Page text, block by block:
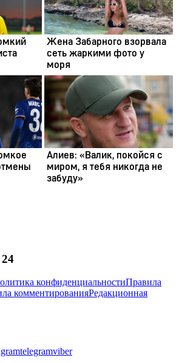
конфиденциальностиПравила
комментированияРедакционная
telegramviber